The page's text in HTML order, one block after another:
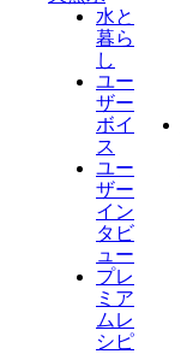
水と
暮ら
し
ユー
ザー
ボイ
ス
ユー
ザー
イン
タビ
ュー
プレ
ミア
ムレ
シピ